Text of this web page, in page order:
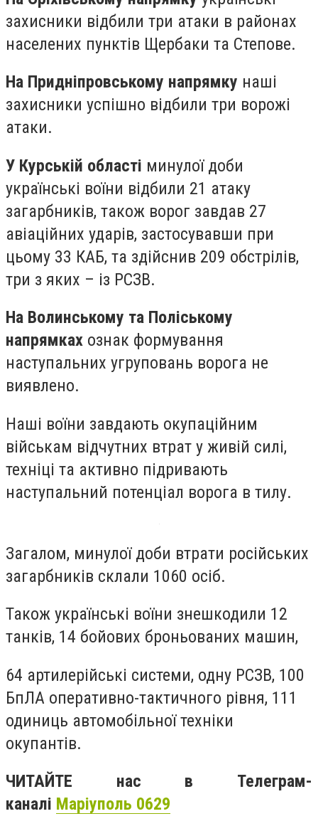
захисники відбили три атаки в районах
населених пунктів Щербаки та Степове.
На Придніпровському напрямку наші
захисники успішно відбили три ворожі
атаки.
У Курській області минулої доби
українські воїни відбили 21 атаку
загарбників, також ворог завдав 27
авіаційних ударів, застосувавши при
цьому 33 КАБ, та здійснив 209 обстрілів,
три з яких – із РСЗВ.
На Волинському та Поліському
напрямках ознак формування
наступальних угруповань ворога не
виявлено.
Наші воїни завдають окупаційним
військам відчутних втрат у живій силі,
техніці та активно підривають
наступальний потенціал ворога в тилу.
Загалом, минулої доби втрати російських
загарбників склали 1060 осіб.
Також українські воїни знешкодили 12
танків, 14 бойових броньованих машин,
64 артилерійські системи, одну РСЗВ, 100
БпЛА оперативно-тактичного рівня, 111
одиниць автомобільної техніки
окупантів.
ЧИТАЙТЕ нас в Телеграм-
каналі Маріуполь 0629